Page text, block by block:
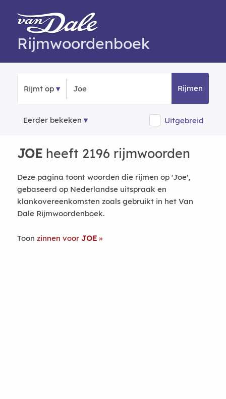
Rijmwoordenboek
Rijmt op Rijmen
Eerder bekeken Uitgebreid
JOEheeft 2196 rijmwoorden
Deze pagina toont woorden die rijmen op 'Joe',
gebaseerd op Nederlandse uitspraak en
klankovereenkomsten zoals gebruikt in het Van
Dale Rijmwoordenboek.
Toon zinnen voor JOE